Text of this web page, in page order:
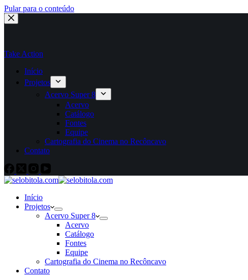
Pular para o conteúdo
Take Action
Início
Projetos
Acervo Super 8
Acervo
Catálogo
Fontes
Equipe
Cartografia do Cinema no Recôncavo
Contato
Início
Projetos
Acervo Super 8
Acervo
Catálogo
Fontes
Equipe
Cartografia do Cinema no Recôncavo
Contato